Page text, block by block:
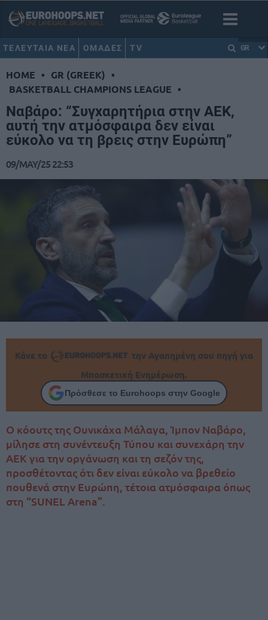
ΤΕΛΕΥΤΑΙΑ ΝΕΑ ΟΜΑΔΕΣ TV GR
HOME • GR (GREEK) •
BASKETBALL CHAMPIONS LEAGUE •
Ναβάρο: “Συγχαρητήρια στην ΑΕΚ,
αυτή την ατμόσφαιρα δεν είναι
εύκολο να τη βρεις στην Ευρώπη”
09/MAY/25 22:53
Κάνε το
την Αγαπημένη σου πηγή για
Μπασκετική Ενημέρωση.
Πρόσθεσε το Eurohoops στην Google
Ο κόουτς της Ουνικάχα Μάλαγα, Ίμπον Ναβάρο,
μίλησε στη συνέντευξη Τύπου και συνεχάρη την
ΑΕΚ για την οργάνωση και τη σεζόν της,
προσθέτοντας ότι δεν είναι εύκολο να βρεθείο
πουθενά στην Ευρώπη, τέτοια ατμόσφαιρα όπως
στη “SUNEL Arena”.